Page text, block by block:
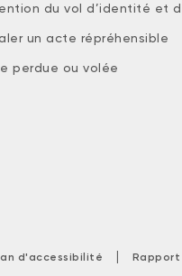
du vol d’identité et
un acte répréhensible
perdue ou volée
d'accessibilité |